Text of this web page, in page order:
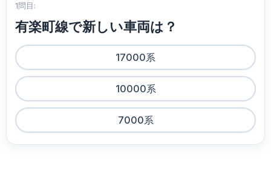
1問目:
有楽町線で新しい車両は？
17000系
10000系
7000系